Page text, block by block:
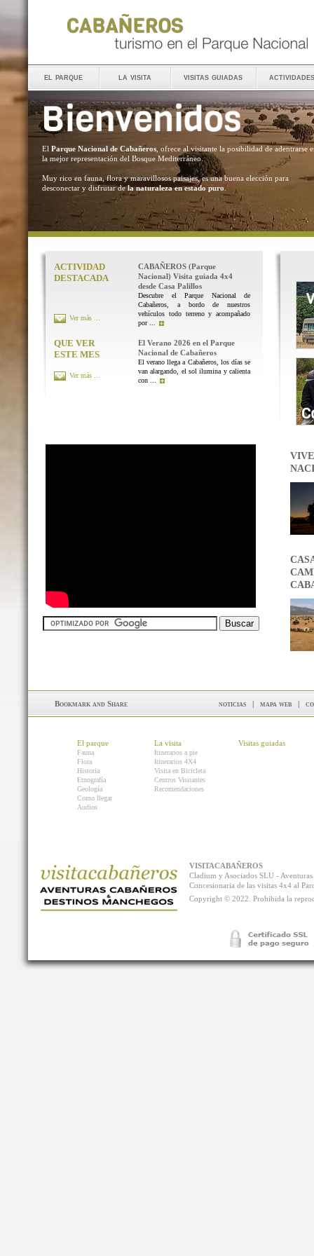
el parque la visita visitas guiadas actividades
El Parque Nacional de Cabañeros , ofrece al visitante la posibilidad de adentrarse
la mejor representación del Bosque Mediterráneo.
Muy rico en fauna, flora y maravillosos paisajes, es una buena elección para
desconectar y disfrutar dela naturaleza en estado puro .
ACTIVIDAD
DESTACADA
CABAÑEROS (Parque
Nacional) Visita guiada 4x4
desde Casa Palillos
Descubre el Parque Nacional de
Cabañeros, a bordo de nuestros
vehículos todo terreno y acompañado
por ...
Ver más ...
QUE VER
ESTE MES
El Verano 2026 en el Parque
Nacional de Cabañeros
El verano llega a Cabañeros, los días se
van alargando, el sol ilumina y calienta
con ...
Ver más ...
noticias | mapa web |
El parque
Fauna
Flora
Historia
Etnografía
Geología
Como llegar
Audios
La visita
Itinerarios a pie
Itinerarios 4X4
Visita en Bicicleta
Centros Visitantes
Recomendaciones
Visitas guiadas
VISITACABAÑEROS
Cladium y Asociados SLU -
Concesionaria de las visitas 4x4 al
Copyright © 2022. Prohibida la